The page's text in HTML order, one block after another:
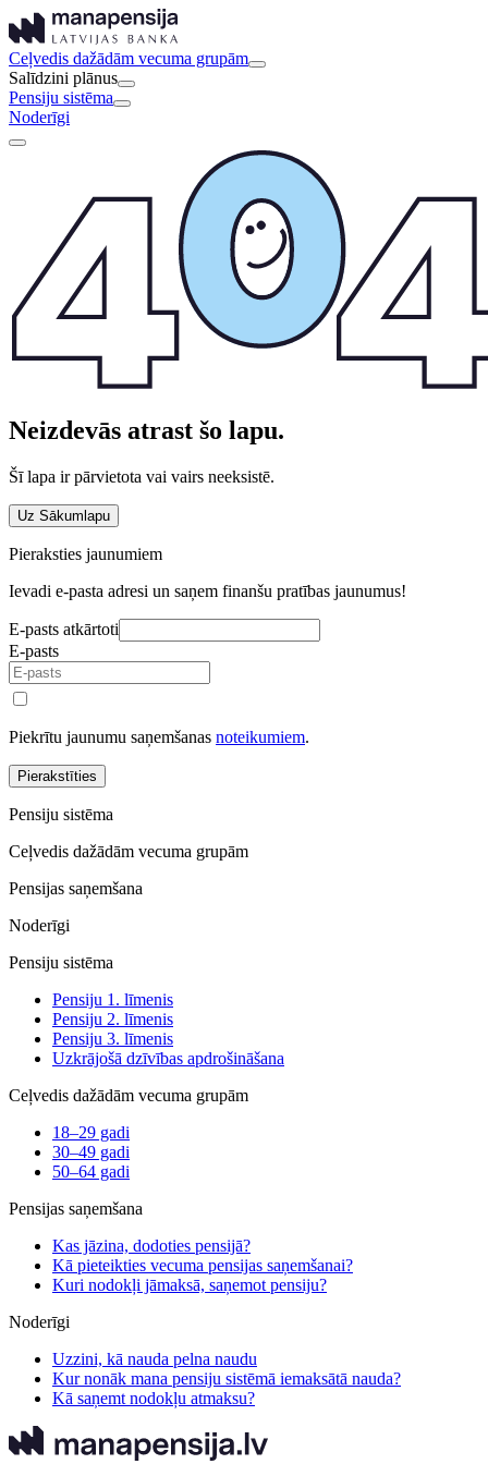
Ceļvedis dažādām vecuma grupām
Salīdzini plānus
Pensiju sistēma
Noderīgi
Neizdevās atrast šo lapu.
Šī lapa ir pārvietota vai vairs neeksistē.
Uz Sākumlapu
Pieraksties jaunumiem
Ievadi e-pasta adresi un saņem finanšu pratības jaunumus!
E-pasts atkārtoti
E-pasts
Piekrītu jaunumu saņemšanas noteikumiem.
Pierakstīties
Pensiju sistēma
Ceļvedis dažādām vecuma grupām
Pensijas saņemšana
Noderīgi
Pensiju sistēma
Pensiju 1. līmenis
Pensiju 2. līmenis
Pensiju 3. līmenis
Uzkrājošā dzīvības apdrošināšana
Ceļvedis dažādām vecuma grupām
18–29 gadi
30–49 gadi
50–64 gadi
Pensijas saņemšana
Kas jāzina, dodoties pensijā?
Kā pieteikties vecuma pensijas saņemšanai?
Kuri nodokļi jāmaksā, saņemot pensiju?
Noderīgi
Uzzini, kā nauda pelna naudu
Kur nonāk mana pensiju sistēmā iemaksātā nauda?
Kā saņemt nodokļu atmaksu?